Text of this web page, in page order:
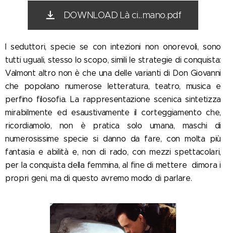
DOWNLOAD Là ci...mano.pdf
I seduttori, specie se con intezioni non onorevoli, sono
tutti uguali, stesso lo scopo, simili le strategie di conquista:
Valmont altro non è che una delle varianti di Don Giovanni
che popolano numerose letteratura, teatro, musica e
perfino filosofia. La rappresentazione scenica sintetizza
mirabilmente ed esaustivamente il corteggiamento che,
ricordiamolo, non è pratica solo umana, maschi di
numerosissime specie si danno da fare, con molta più
fantasia e abilità e, non di rado, con mezzi spettacolari,
per la conquista della femmina, al fine di mettere dimora i
propri geni, ma di questo avremo modo di parlare.